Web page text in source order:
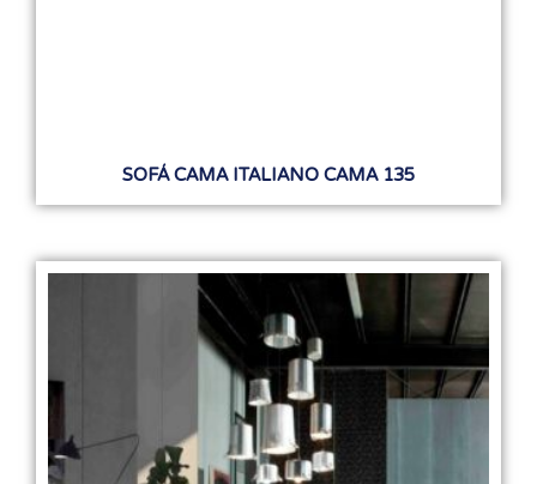
SOFÁ CAMA ITALIANO CAMA 135